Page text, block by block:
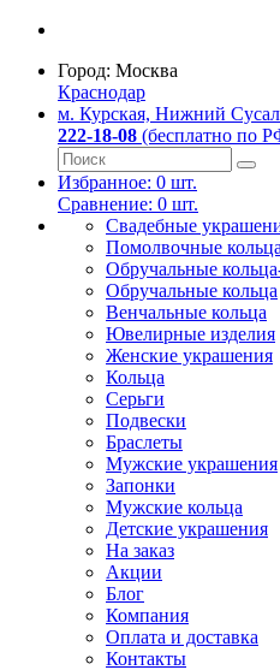
Город: Москва
Краснодар
м. Курская, Нижний
222-18-08 (бесплатно по
Избранное: 0 шт.
Сравнение: 0 шт.
Свадебные
Помолвочные кольца
Обручальные
Обручальные кольца
Венчальные кольца
Ювелирные изделия
Женские украшения
Кольца
Серьги
Подвески
Браслеты
Мужские украшения
Запонки
Мужские кольца
Детские украшения
На заказ
Акции
Блог
Компания
Оплата и доставка
Контакты